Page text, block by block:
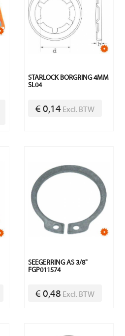
STARLOCK BORGRING 4MM
SL04
€ 0,14 Excl. BTW
SEEGERRING AS 3/8"
FGP011574
€ 0,48 Excl. BTW